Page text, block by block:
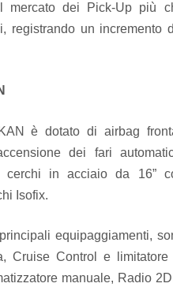
mercato dei Pick-Up più
registrando un incremento
è dotato di airbag
dei fari
cerchi in acciaio da 16”
Isofix.
equipaggiamenti,
Cruise Control e limitatore
manuale, Radio